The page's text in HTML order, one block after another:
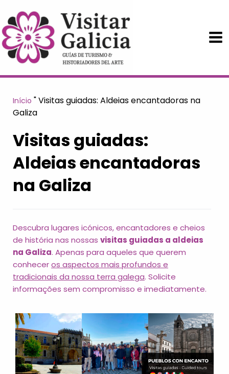
para
o
conteúdo
Início "Visitas guiadas: Aldeias encantadoras na
Galiza
Visitas guiadas:
Aldeias encantadoras
na Galiza
Descubra lugares icónicos, encantadores e cheios
de história nas nossas visitas guiadas a aldeias
na Galiza. Apenas para aqueles que querem
conheceros aspectos mais profundos e
tradicionais da nossa terra galega. Solicite
informações sem compromisso e imediatamente.